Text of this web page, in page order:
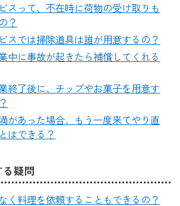
スって、不在時に荷物の受け取りも
？
スでは掃除道具は誰が用意するの？
中に事故が起きたら補償してくれる
終了後に、チップやお菓子を用意す
があった場合、もう一度来てやり直
はできる？
疑問
く料理を依頼することもできるの？